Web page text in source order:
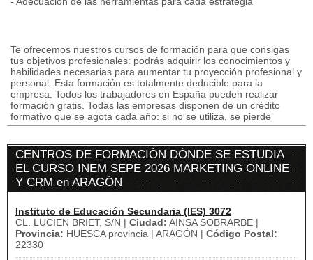
Te ofrecemos nuestros cursos de formación para que consigas
tus objetivos profesionales: podrás adquirir los conocimientos y
habilidades necesarias para aumentar tu proyección profesional y
personal. Esta formación es totalmente deducible para la
empresa. Todos los trabajadores en España pueden realizar
formación gratis. Todas las empresas disponen de un crédito
formativo que se agota cada año: si no se utiliza, se pierde
CENTROS DE FORMACIÓN DÓNDE SE ESTUDIA
EL CURSO INEM SEPE 2026 MARKETING ONLINE
Y CRM en ARAGÓN
Instituto de Educación Secundaria (IES) 3072
CL. LUCIEN BRIET, S/N | Ciudad: AINSA SOBRARBE |
Provincia: HUESCA provincia | ARAGÓN | Código Postal:
22330